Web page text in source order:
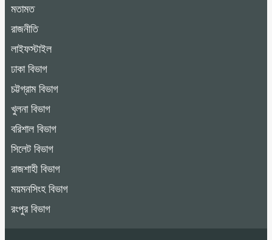
মতামত
রাজনীতি
লাইফস্টাইল
ঢাকা বিভাগ
চট্টগ্রাম বিভাগ
খুলনা বিভাগ
বরিশাল বিভাগ
সিলেট বিভাগ
রাজশাহী বিভাগ
ময়মনসিংহ বিভাগ
রংপুর বিভাগ